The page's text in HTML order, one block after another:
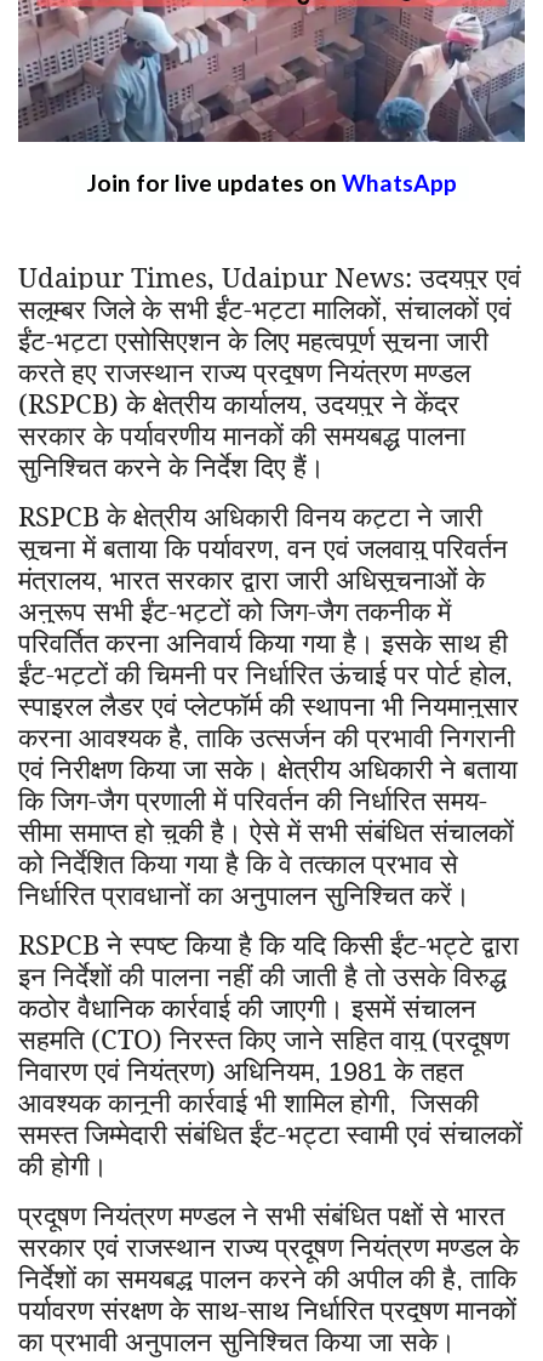
Join for live updates on WhatsApp
Udaipur Times, Udaipur News:उदयपुर एवं
सलूम्बर जिले के सभी ईंट-भट्टा मालिकों,संचालकों एवं
ईंट-भट्टा एसोसिएशन के लिए महत्वपूर्ण सूचना जारी
करते हुए राजस्थान राज्य प्रदूषण नियंत्रण मण्डल
(RSPCB) के क्षेत्रीय कार्यालय,उदयपुर ने केंद्र
सरकार के पर्यावरणीय मानकों की समयबद्ध पालना
सुनिश्चित करने के निर्देश दिए हैं।
RSPCB के क्षेत्रीय अधिकारी विनय कट्टा ने जारी
सूचना में बताया कि पर्यावरण,वन एवं जलवायु परिवर्तन
मंत्रालय, भारत सरकार द्वारा जारी अधिसूचनाओं के
अनुरूप सभी ईंट-भट्टों को जिग-जैग तकनीक में
परिवर्तित करना अनिवार्य किया गया है। इसके साथ ही
ईंट-भट्टों की चिमनी पर निर्धारित ऊंचाई पर पोर्ट होल,
स्पाइरल लैडर एवं प्लेटफॉर्म की स्थापना भी नियमानुसार
करना आवश्यक है,ताकि उत्सर्जन की प्रभावी निगरानी
एवं निरीक्षण किया जा सके। क्षेत्रीय अधिकारी ने बताया
कि जिग-जैग प्रणाली में परिवर्तन की निर्धारित समय-
सीमा समाप्त हो चुकी है। ऐसे में सभी संबंधित संचालकों
को निर्देशित किया गया है कि वे तत्काल प्रभाव से
निर्धारित प्रावधानों का अनुपालन सुनिश्चित करें।
RSPCB ने स्पष्ट किया है कि यदि किसी ईंट-भट्टे द्वारा
इन निर्देशों की पालना नहीं की जाती है तो उसके विरुद्ध
कठोर वैधानिक कार्रवाई की जाएगी। इसमें संचालन
सहमति (CTO) निरस्त किए जाने सहित वायु (प्रदूषण
निवारण एवं नियंत्रण) अधिनियम, 1981के तहत
आवश्यक कानूनी कार्रवाई भी शामिल होगी,जिसकी
समस्त जिम्मेदारी संबंधित ईंट-भट्टा स्वामी एवं संचालकों
की होगी।
प्रदूषण नियंत्रण मण्डल ने सभी संबंधित पक्षों से भारत
सरकार एवं राजस्थान राज्य प्रदूषण नियंत्रण मण्डल के
निर्देशों का समयबद्ध पालन करने की अपील की है,ताकि
पर्यावरण संरक्षण के साथ-साथ निर्धारित प्रदूषण मानकों
का प्रभावी अनुपालन सुनिश्चित किया जा सके।